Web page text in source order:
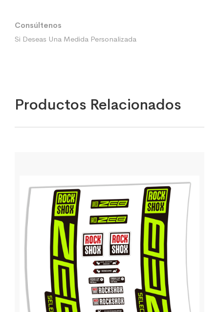
Consúltenos
Si Deseas Una Medida Personalizada
Productos Relacionados